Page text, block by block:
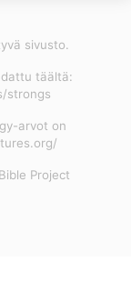
sivusto.
täältä:
strongs
arvot on
Project